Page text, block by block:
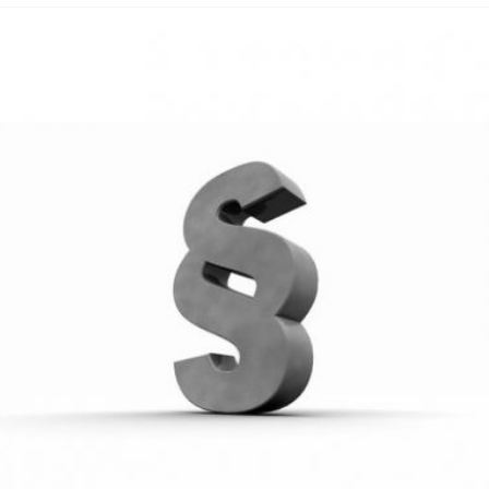
Verbraucher gestärkt – Gerichtsurteil zu Apple